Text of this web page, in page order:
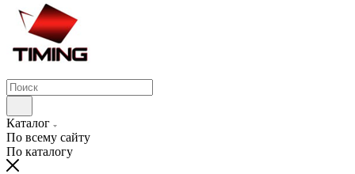
Каталог
По всему сайту
По каталогу